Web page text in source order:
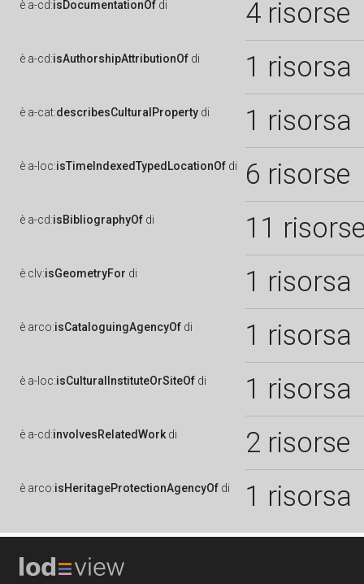
è a-cd:isDocumentationOf di 4 risorse
è a-cd:isAuthorshipAttributionOf di 1 risorsa
è a-cat:describesCulturalProperty di 1 risorsa
è a-loc:isTimeIndexedTypedLocationOf di 6 risorse
è a-cd:isBibliographyOf di 11
è clv:isGeometryFor di 1 risorsa
è arco:isCataloguingAgencyOf di 1 risorsa
è a-loc:isCulturalInstituteOrSiteOf di 1 risorsa
è a-cd:involvesRelatedWork di 2 risorse
è arco:isHeritageProtectionAgencyOf di 1 risorsa